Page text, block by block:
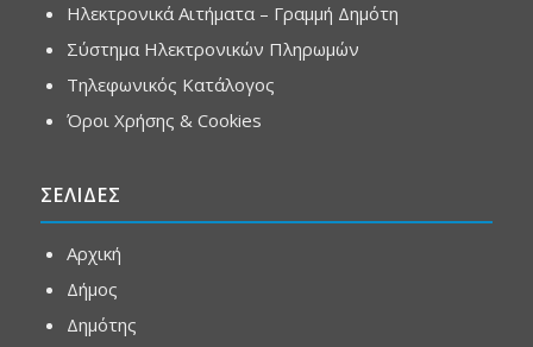
Ηλεκτρονικά Αιτήματα – Γραμμή Δημότη
Σύστημα Ηλεκτρονικών Πληρωμών
Τηλεφωνικός Κατάλογος
Όροι Χρήσης & Cookies
ΣΕΛΙΔΕΣ
Αρχική
Δήμος
Δημότης